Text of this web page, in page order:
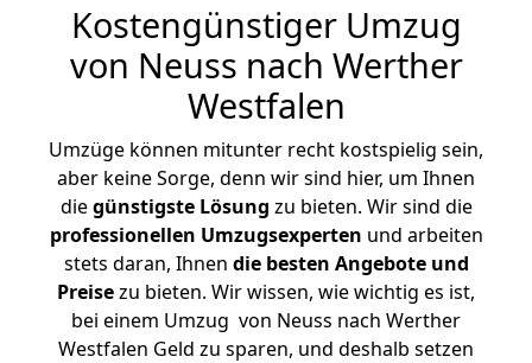
Kostengünstiger Umzug
von Neuss nach Werther
Westfalen
Umzüge können mitunter recht kostspielig sein,
aber keine Sorge, denn wir sind hier, um Ihnen
diegünstigste Lösung zu bieten. Wir sind die
professionellen Umzugsexperten und arbeiten
stets daran, Ihnen die besten Angebote und
Preisezu bieten. Wir wissen, wie wichtig es ist,
bei einem Umzug von Neuss nach Werther
Westfalen Geld zu sparen, und deshalb setzen